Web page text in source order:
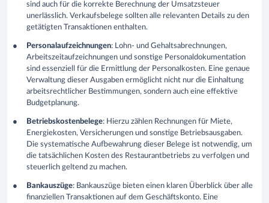
sind auch für die korrekte Berechnung der Umsatzsteuer
unerlässlich. Verkaufsbelege sollten alle relevanten Details zu den
getätigten Transaktionen enthalten.
Personalaufzeichnungen: Lohn- und Gehaltsabrechnungen,
Arbeitszeitaufzeichnungen und sonstige Personaldokumentation
sind essenziell für die Ermittlung der Personalkosten. Eine genaue
Verwaltung dieser Ausgaben ermöglicht nicht nur die Einhaltung
arbeitsrechtlicher Bestimmungen, sondern auch eine effektive
Budgetplanung.
Betriebskostenbelege: Hierzu zählen Rechnungen für Miete,
Energiekosten, Versicherungen und sonstige Betriebsausgaben.
Die systematische Aufbewahrung dieser Belege ist notwendig, um
die tatsächlichen Kosten des Restaurantbetriebs zu verfolgen und
steuerlich geltend zu machen.
Bankauszüge: Bankauszüge bieten einen klaren Überblick über alle
finanziellen Transaktionen auf dem Geschäftskonto. Eine